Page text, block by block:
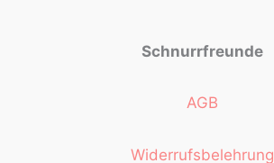
Schnurrfreunde
AGB
Widerrufsbelehrung